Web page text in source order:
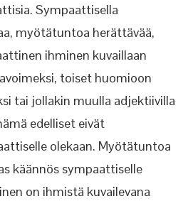
Sympaattisella
myötätuntoa herättävää,
ihminen kuvaillaan
toiset huomioon
tai jollakin muulla adjektiivilla
edelliset eivät
olekaan. Myötätuntoa
käännös sympaattiselle
on ihmistä kuvailevana